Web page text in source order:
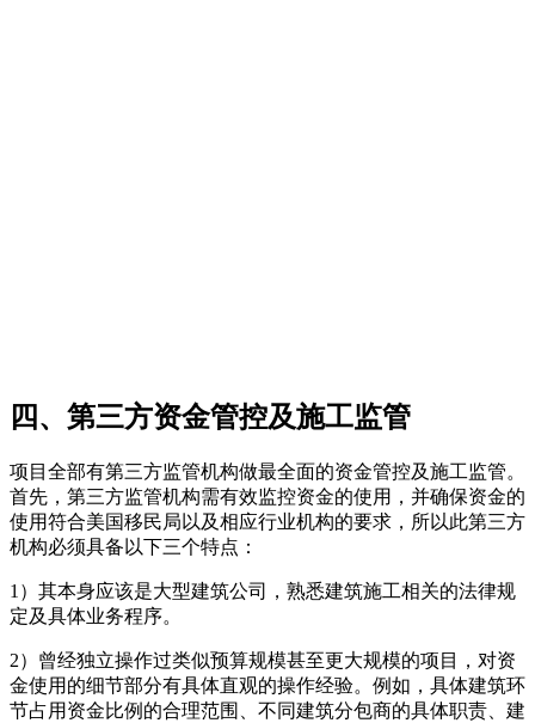
四、第三方资金管控及施工监管
项目全部有第三方监管机构做最全面的资金管控及施工监管。
首先，第三方监管机构需有效监控资金的使用，并确保资金的
使用符合美国移民局以及相应行业机构的要求，所以此第三方
机构必须具备以下三个特点：
1）其本身应该是大型建筑公司，熟悉建筑施工相关的法律规
定及具体业务程序。
2）曾经独立操作过类似预算规模甚至更大规模的项目，对资
金使用的细节部分有具体直观的操作经验。例如，具体建筑环
节占用资金比例的合理范围、不同建筑分包商的具体职责、建